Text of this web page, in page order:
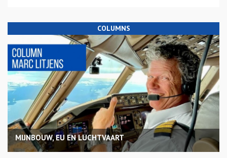
COLUMNS
MIJNBOUW, EU EN LUCHTVAART